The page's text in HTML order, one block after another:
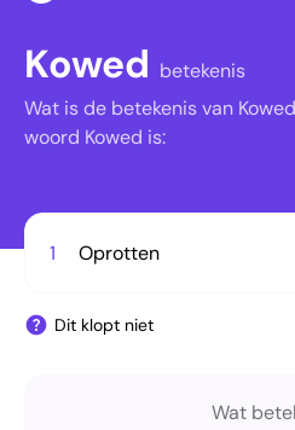
Kowed betekenis
Wat is de betekenis van
woord Kowed is:
1 Oprotten
Dit klopt niet
Wat